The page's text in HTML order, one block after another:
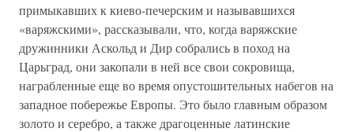
примыкавших к киево-печерским и называвшихся
«варяжскими», рассказывали, что, когда варяжские
дружинники Аскольд и Дир собрались в поход на
Царьград, они закопали в ней все свои сокровища,
награбленные еще во время опустошительных набегов на
западное побережье Европы. Это было главным образом
золото и серебро, а также драгоценные латинские